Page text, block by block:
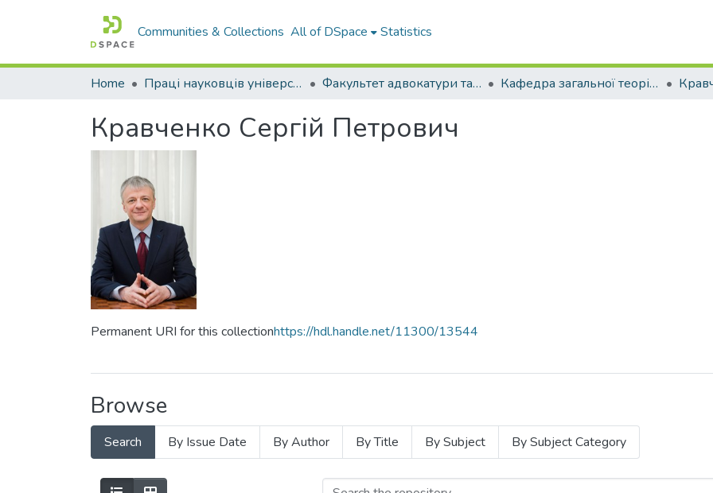
Communities & Collections All of DSpace Statistics
Home Праці науковців університету Факультет адвокатури та антикорупційної діяльності Кафедра загальної теорії права та держави
Кравченко Сергій Петрович
Permanent URI for this collectionhttps://hdl.handle.net/11300/13544
Browse
Search By Issue Date By Author By Title By Subject By Subject Category